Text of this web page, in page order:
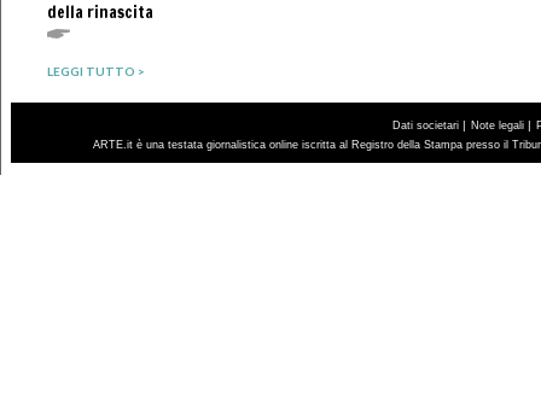
della rinascita
LEGGI TUTTO >
Dati societari | Note legali |
ARTE.it è una testata giornalistica online iscritta al Registro della Stampa presso il